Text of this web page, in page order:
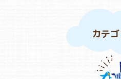
カテ